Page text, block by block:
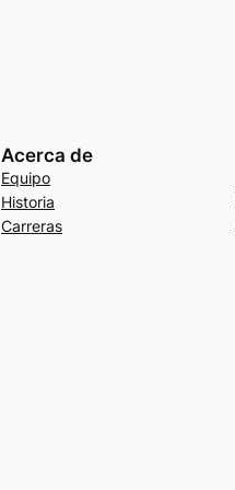
Acerca de
Equipo
Historia
Carreras